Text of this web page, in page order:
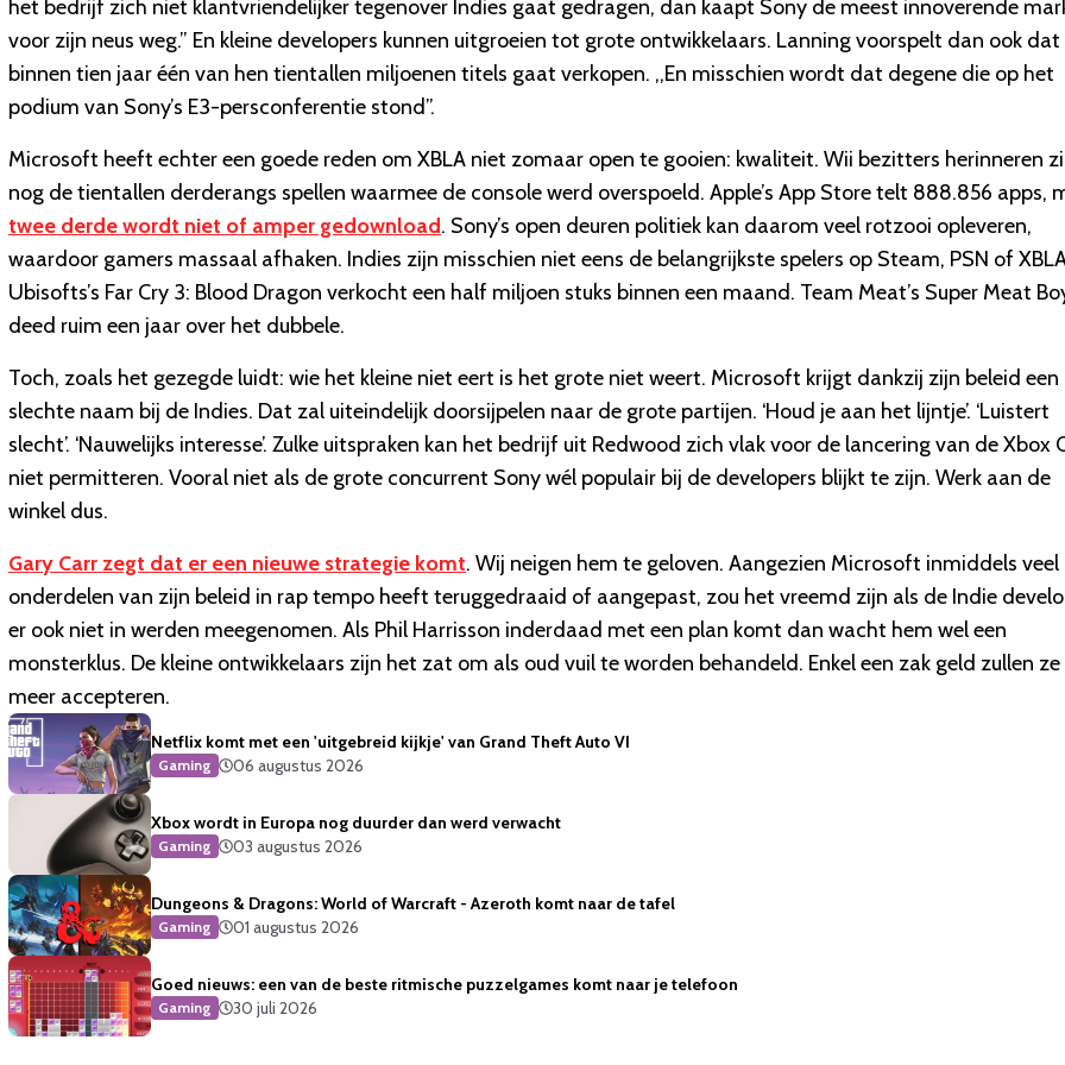
het bedrijf zich niet klantvriendelijker tegenover Indies gaat gedragen, dan kaapt Sony de meest innoverende
voor zijn neus weg.” En kleine developers kunnen uitgroeien tot grote ontwikkelaars. Lanning voorspelt dan ook dat
binnen tien jaar één van hen tientallen miljoenen titels gaat verkopen. ,,En misschien wordt dat degene die op het
podium van Sony’s E3-persconferentie stond”.
Microsoft heeft echter een goede reden om XBLA niet zomaar open te gooien: kwaliteit. Wii bezitters herinneren
nog de tientallen derderangs spellen waarmee de console werd overspoeld. Apple’s App Store telt 888.856 apps,
twee derde wordt niet of amper gedownload. Sony’s open deuren politiek kan daarom veel rotzooi opleveren,
waardoor gamers massaal afhaken. Indies zijn misschien niet eens de belangrijkste spelers op Steam, PSN of
Ubisofts’s Far Cry 3: Blood Dragon verkocht een half miljoen stuks binnen een maand. Team Meat’s Super Meat
deed ruim een jaar over het dubbele.
Toch, zoals het gezegde luidt: wie het kleine niet eert is het grote niet weert. Microsoft krijgt dankzij zijn beleid een
slechte naam bij de Indies. Dat zal uiteindelijk doorsijpelen naar de grote partijen. ‘Houd je aan het lijntje’. ‘Luistert
slecht’. ‘Nauwelijks interesse’. Zulke uitspraken kan het bedrijf uit Redwood zich vlak voor de lancering van de Xbox
niet permitteren. Vooral niet als de grote concurrent Sony wél populair bij de developers blijkt te zijn. Werk aan de
winkel dus.
Gary Carr zegt dat er een nieuwe strategie komt. Wij neigen hem te geloven. Aangezien Microsoft inmiddels veel
onderdelen van zijn beleid in rap tempo heeft teruggedraaid of aangepast, zou het vreemd zijn als de Indie
er ook niet in werden meegenomen. Als Phil Harrisson inderdaad met een plan komt dan wacht hem wel een
monsterklus. De kleine ontwikkelaars zijn het zat om als oud vuil te worden behandeld. Enkel een zak geld zullen
meer accepteren.
Netflix komt met een 'uitgebreid kijkje' van Grand Theft Auto VI
Gaming 06 augustus 2026
Xbox wordt in Europa nog duurder dan werd verwacht
Gaming 03 augustus 2026
Dungeons & Dragons: World of Warcraft - Azeroth komt naar de tafel
Gaming 01 augustus 2026
Goed nieuws: een van de beste ritmische puzzelgames komt naar je telefoon
Gaming 30 juli 2026